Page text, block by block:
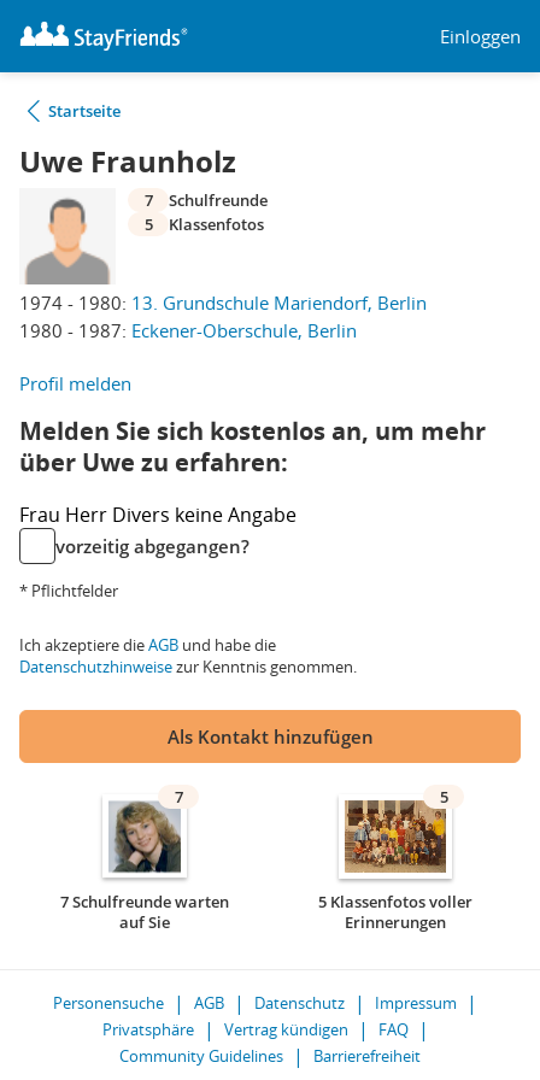
Einloggen
Startseite
Uwe Fraunholz
1974 - 1980: 13. Grundschule Mariendorf, Berlin
1980 - 1987: Eckener-Oberschule, Berlin
7
Schulfreunde
5
Klassenfotos
Profil melden
Melden Sie sich kostenlos an, um mehr
über Uwe zu erfahren:
Frau Herr Divers keine Angabe
vorzeitig abgegangen?
* Pflichtfelder
Ich akzeptiere dieAGB und habe die
Datenschutzhinweisezur Kenntnis genommen.
Als Kontakt hinzufügen
7
7 Schulfreunde warten
auf Sie
5
5 Klassenfotos voller
Erinnerungen
Personensuche AGB Datenschutz
Impressum
Privatsphäre
Vertrag kündigen
FAQ
Community Guidelines
Barrierefreiheit